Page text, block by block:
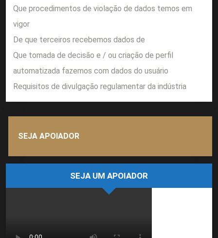
Que procedimentos de violação de dados temos em
vigor
De que terceiros recebemos dados de
Que tomada de decisão e / ou criação de perfil
automatizada fazemos com dados do usuário
Requisitos de divulgação regulamentar da indústria
SEJA APOIADOR
SEJA UM APOIADOR